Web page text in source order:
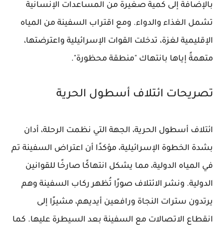
بالإضافة إلى كمية صغيرة من المساعدات الإنسانية
تشمل الغذاء والدواء. ومع اقتراب السفينة من المياه
الإقليمية لغزة، تدخلت القوات الإسرائيلية واعترضتها،
متهمةً إياها بانتهاك "منطقة محظورة".
تصريحات ائتلاف أسطول الحرية
ائتلاف أسطول الحرية، الجهة التي نظمت الرحلة، أدان
بشدة الخطوة الإسرائيلية، مؤكدًا أن اعتراض السفينة تم
في المياه الدولية، مما يشكل انتهاكًا صارخًا للقوانين
الدولية. ونشر الائتلاف صورًا تُظهر ركاب السفينة وهم
يرتدون سترات النجاة ورافعين أيديهم، مشيرًا إلى
انقطاع الاتصالات مع السفينة بعد السيطرة عليها. كما